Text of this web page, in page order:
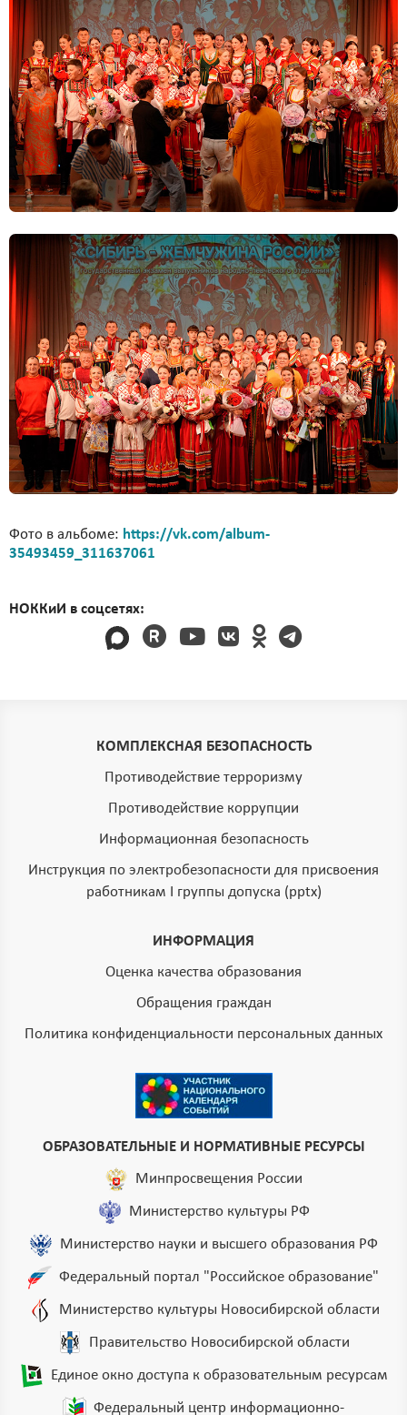
Фото в альбоме: https://vk.com/album-
35493459_311637061
НОККиИ в соцсетях:
КОМПЛЕКСНАЯ БЕЗОПАСНОСТЬ
Противодействие терроризму
Противодействие коррупции
Информационная безопасность
Инструкция по электробезопасности для присвоения
работникам I группы допуска (pptx)
ИНФОРМАЦИЯ
Оценка качества образования
Обращения граждан
Политика конфиденциальности персональных данных
ОБРАЗОВАТЕЛЬНЫЕ И НОРМАТИВНЫЕ РЕСУРСЫ
Минпросвещения России
Министерство культуры РФ
Министерство науки и высшего образования РФ
Федеральный портал "Российское образование"
Министерство культуры Новосибирской области
Правительство Новосибирской области
Единое окно доступа к образовательным ресурсам
Федеральный центр информационно-